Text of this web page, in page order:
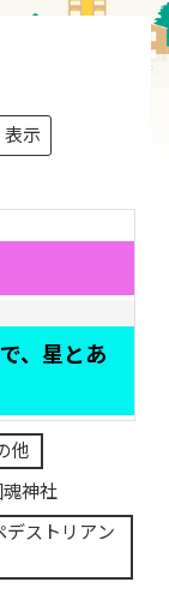
、星とあ
他
魂神社
デストリアン